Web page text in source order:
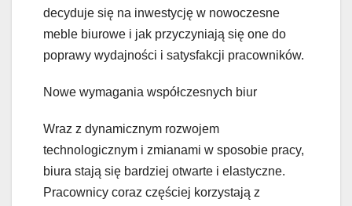
decyduje się na inwestycję w nowoczesne
meble biurowe i jak przyczyniają się one do
poprawy wydajności i satysfakcji pracowników.
Nowe wymagania współczesnych biur
Wraz z dynamicznym rozwojem
technologicznym i zmianami w sposobie pracy,
biura stają się bardziej otwarte i elastyczne.
Pracownicy coraz częściej korzystają z